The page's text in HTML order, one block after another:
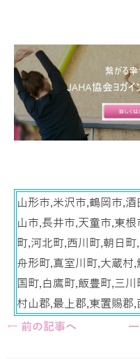
山形市,米沢市,鶴岡市,
山市,長井市,天童市,東
町,河北町,西川町,朝日
舟形町,真室川町,大蔵村
国町,白鷹町,飯豊町,三
村山郡,最上郡,東置賜郡
← 前の記事へ